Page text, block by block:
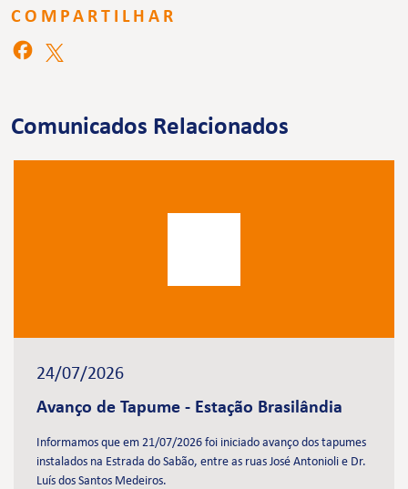
COMPARTILHAR
Comunicados Relacionados
24/07/2026
Avanço de Tapume - Estação Brasilândia
Informamos que em 21/07/2026 foi iniciado avanço dos tapumes
instalados na Estrada do Sabão, entre as ruas José Antonioli e Dr.
Luís dos Santos Medeiros.